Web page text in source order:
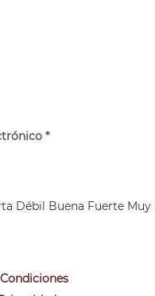
*
Débil Buena Fuerte Muy